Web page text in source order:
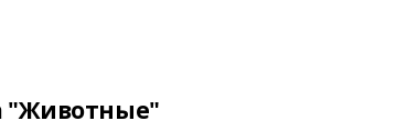
"Животные"